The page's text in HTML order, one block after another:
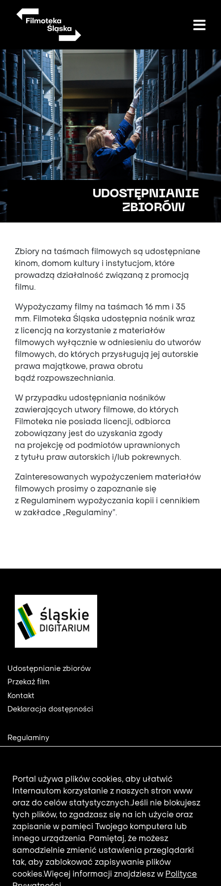
UDOSTĘPNIANIE
ZBIORÓW
Zbiory na taśmach filmowych są udostępniane
kinom, domom kultury i instytucjom, które
prowadzą działalność związaną z promocją
filmu.
Wypożyczamy filmy na taśmach 16 mm i 35
mm. Filmoteka Śląska udostępnia nośnik wraz
z licencją na korzystanie z materiałów
filmowych wyłącznie w odniesieniu do utworów
filmowych, do których przysługują jej autorskie
prawa majątkowe, prawa obrotu
bądź rozpowszechniania.
W przypadku udostępniania nośników
zawierających utwory filmowe, do których
Filmoteka nie posiada licencji, odbiorca
zobowiązany jest do uzyskania zgody
na projekcję od podmiotów uprawnionych
z tytułu praw autorskich i/lub pokrewnych.
Zainteresowanych wypożyczeniem materiałów
filmowych prosimy o zapoznanie się
z Regulaminem wypożyczania kopii i cennikiem
w zakładce „Regulaminy”.
Footer
Udostępnianie zbiorów
Przekaż film
Kontakt
Deklaracja dostępności
Footer
2
Regulaminy
Aktualności
Newsletter
Adres e-mail subskrybenta.
Otrzymuj nowości z filmotekaslaska.com
Portal używa plików cookies, aby ułatwić
Internautom korzystanie z naszych stron www
oraz do celów statystycznych.Jeśli nie blokujesz
tych plików, to zgadzasz się na ich użycie oraz
zapisanie w pamięci Twojego komputera lub
innego urządzenia. Pamiętaj, że możesz
samodzielnie zmienić ustawienia przeglądarki
tak, aby zablokować zapisywanie plików
cookies.Więcej informacji znajdziesz w Polityce